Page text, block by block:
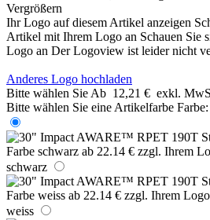
Vergrößern
Ihr Logo auf diesem Artikel anzeigen
Artikel mit Ihrem Logo an Schauen Sie
Logo an Der Logoview ist leider nicht
Anderes Logo hochladen
Bitte wählen Sie Ab 12,21 € exkl.
Bitte wählen Sie eine Artikelfarbe Farbe:
schwarz
weiss